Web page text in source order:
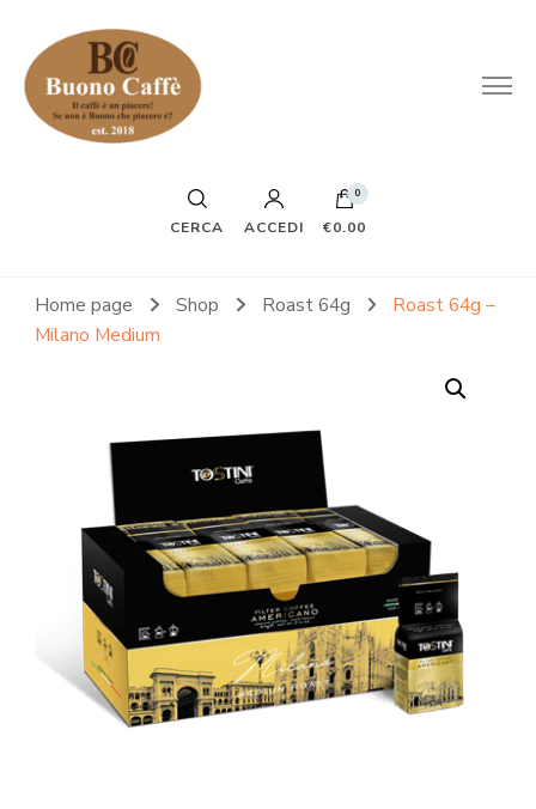
CERCA ACCEDI
0
€0.00
Home page Shop Roast 64g
Roast 64g –
Milano Medium